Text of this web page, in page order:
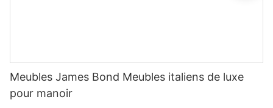
Meubles James Bond Meubles italiens de luxe
pour manoir